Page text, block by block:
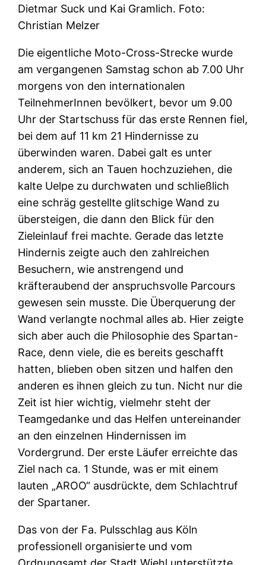
Dietmar Suck und Kai Gramlich. Foto:
Christian Melzer
Die eigentliche Moto-Cross-Strecke wurde
am vergangenen Samstag schon ab 7.00 Uhr
morgens von den internationalen
TeilnehmerInnen bevölkert, bevor um 9.00
Uhr der Startschuss für das erste Rennen fiel,
bei dem auf 11 km 21 Hindernisse zu
überwinden waren. Dabei galt es unter
anderem, sich an Tauen hochzuziehen, die
kalte Uelpe zu durchwaten und schließlich
eine schräg gestellte glitschige Wand zu
übersteigen, die dann den Blick für den
Zieleinlauf frei machte. Gerade das letzte
Hindernis zeigte auch den zahlreichen
Besuchern, wie anstrengend und
kräfteraubend der anspruchsvolle Parcours
gewesen sein musste. Die Überquerung der
Wand verlangte nochmal alles ab. Hier zeigte
sich aber auch die Philosophie des Spartan-
Race, denn viele, die es bereits geschafft
hatten, blieben oben sitzen und halfen den
anderen es ihnen gleich zu tun. Nicht nur die
Zeit ist hier wichtig, vielmehr steht der
Teamgedanke und das Helfen untereinander
an den einzelnen Hindernissen im
Vordergrund. Der erste Läufer erreichte das
Ziel nach ca. 1 Stunde, was er mit einem
lauten „AROO“ ausdrückte, dem Schlachtruf
der Spartaner.
Das von der Fa. Pulsschlag aus Köln
professionell organisierte und vom